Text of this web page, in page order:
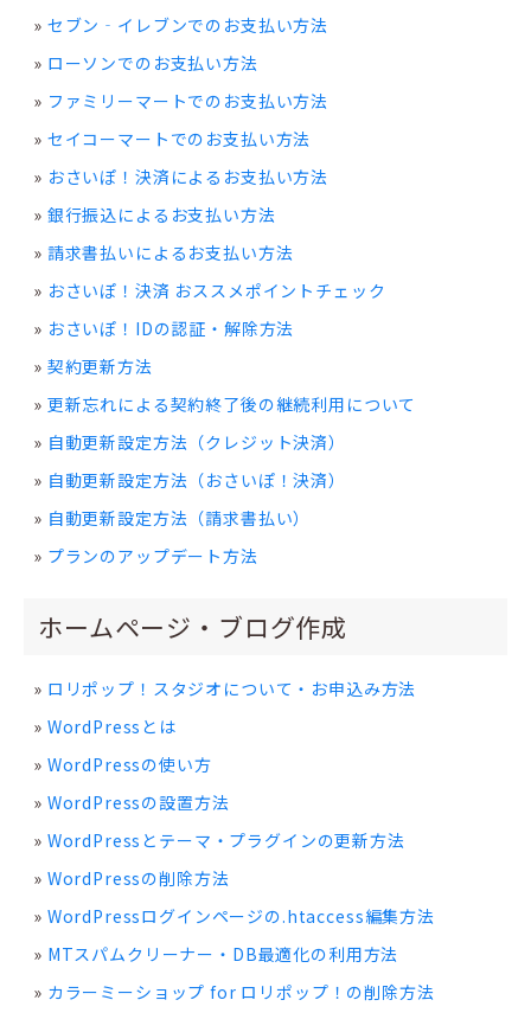
セブン‐イレブンでのお支払い方法
ローソンでのお支払い方法
ファミリーマートでのお支払い方法
セイコーマートでのお支払い方法
おさいぽ！決済によるお支払い方法
銀行振込によるお支払い方法
請求書払いによるお支払い方法
おさいぽ！決済 おススメポイントチェック
おさいぽ！IDの認証・解除方法
契約更新方法
更新忘れによる契約終了後の継続利用について
自動更新設定方法（クレジット決済）
自動更新設定方法（おさいぽ！決済）
自動更新設定方法（請求書払い）
プランのアップデート方法
ホームページ・ブログ作成
ロリポップ！スタジオについて・お申込み方法
WordPressとは
WordPressの使い方
WordPressの設置方法
WordPressとテーマ・プラグインの更新方法
WordPressの削除方法
WordPressログインページの.htaccess編集方法
MTスパムクリーナー・DB最適化の利用方法
カラーミーショップ for ロリポップ！の削除方法